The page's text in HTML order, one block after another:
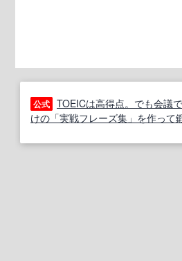
公式 TOEICは高得点。でも会
けの「実戦フレーズ集」を作って